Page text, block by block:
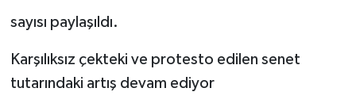
sayısı paylaşıldı.
Karşılıksız çekteki ve protesto edilen senet
tutarındaki artış devam ediyor